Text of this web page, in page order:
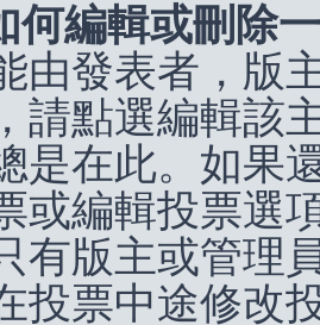
何編輯或刪除
由發表者，版
請點選編輯該
是在此。如果
或編輯投票選
有版主或管理
投票中途修改